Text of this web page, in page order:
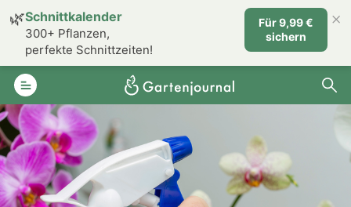
🌿Schnittkalender
300+ Pflanzen,
perfekte Schnittzeiten!
Für 9,99 €
sichern
×